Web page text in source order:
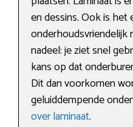
en dessins. Ook is het
onderhoudsvriendelijk
nadeel: je ziet snel
kans op dat
Dit dan voorkomen
geluiddempende
over laminaat.